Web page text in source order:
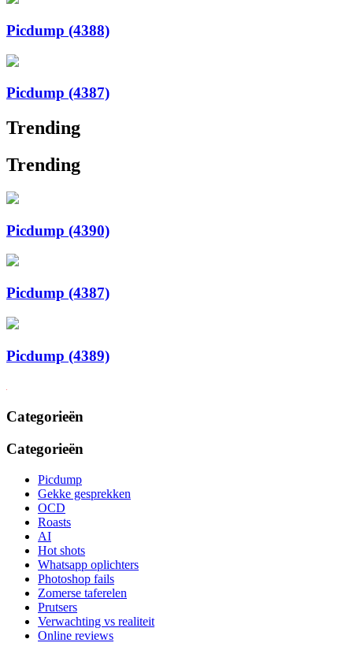
Picdump (4388)
Picdump (4387)
Trending
Trending
Picdump (4390)
Picdump (4387)
Picdump (4389)
Categorieën
Categorieën
Picdump
Gekke gesprekken
OCD
Roasts
AI
Hot shots
Whatsapp oplichters
Photoshop fails
Zomerse taferelen
Prutsers
Verwachting vs realiteit
Online reviews